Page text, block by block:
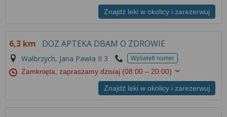
Znajdź leki w okolicy i zarezerwuj
6,3 km DOZ APTEKA DBAM O ZDROWIE
Wałbrzych, Jana Pawła II 3 Wyświetl numer
Zamknięta, zapraszamy dzisiaj (08:00 – 20:00)
Znajdź leki w okolicy i zarezerwuj